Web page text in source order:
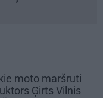
moto maršruti
Ģirts Vilnis